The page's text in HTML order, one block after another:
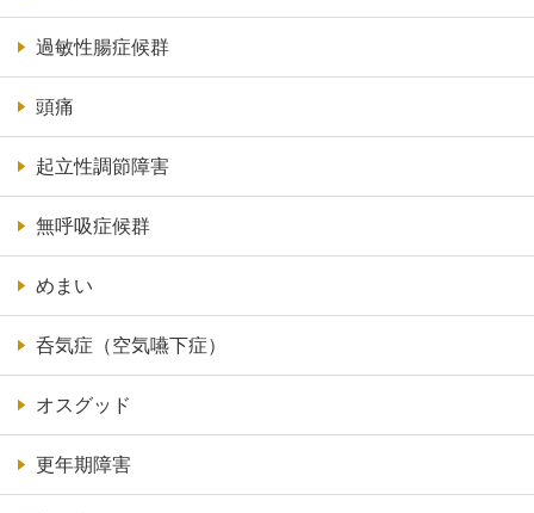
過敏性腸症候群
頭痛
起立性調節障害
無呼吸症候群
めまい
呑気症（空気嚥下症）
オスグッド
更年期障害